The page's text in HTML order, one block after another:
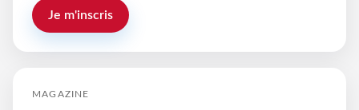
Je m'inscris
MAGAZINE